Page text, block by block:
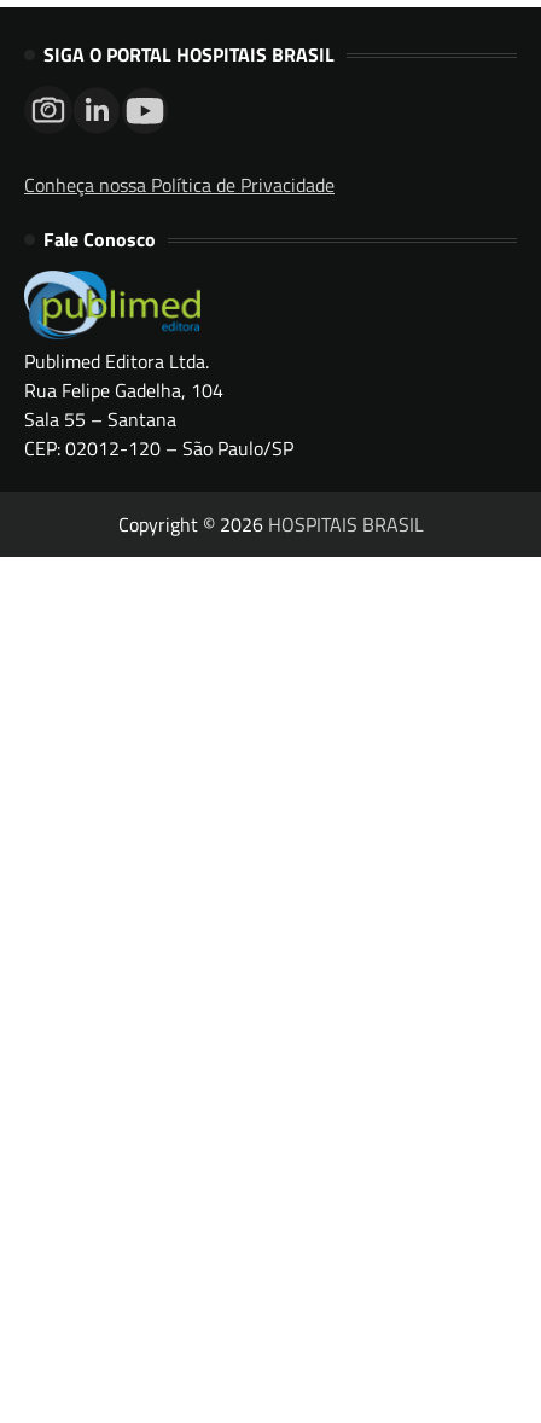
SIGA O PORTAL HOSPITAIS BRASIL
Conheça nossa Política de Privacidade
Fale Conosco
Publimed Editora Ltda.
Rua Felipe Gadelha, 104
Sala 55 – Santana
CEP: 02012-120 – São Paulo/SP
Copyright © 2026 HOSPITAIS BRASIL